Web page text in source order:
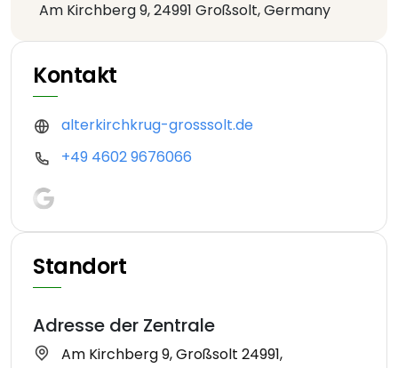
Am Kirchberg 9, 24991 Großsolt, Germany
Kontakt
alterkirchkrug-grosssolt.de
+49 4602 9676066
Standort
Adresse der Zentrale
Am Kirchberg 9, Großsolt 24991,